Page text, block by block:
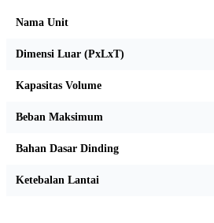
Nama Unit
Dimensi Luar (PxLxT)
Kapasitas Volume
Beban Maksimum
Bahan Dasar Dinding
Ketebalan Lantai